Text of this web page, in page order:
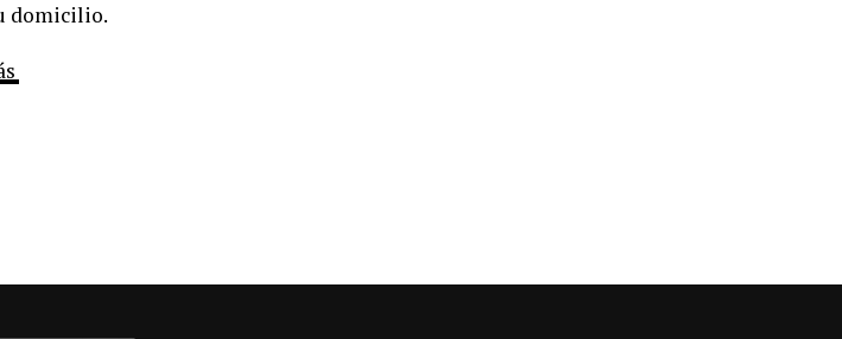
domicilio.